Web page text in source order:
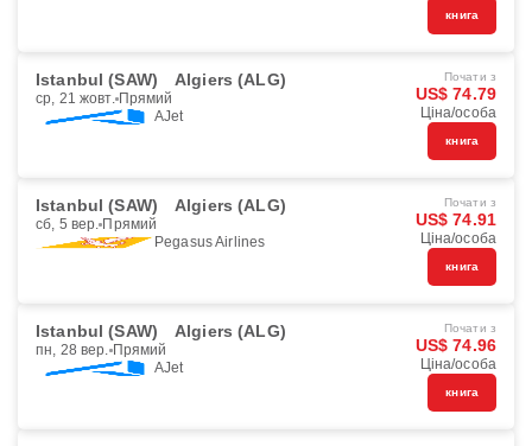
книга
Istanbul (SAW) Algiers (ALG)
ср, 21 жовт. Прямий
AJet
Почати з
US$ 74.79
Ціна/особа
книга
Istanbul (SAW) Algiers (ALG)
сб, 5 вер. Прямий
Pegasus Airlines
Почати з
US$ 74.91
Ціна/особа
книга
Istanbul (SAW) Algiers (ALG)
пн, 28 вер. Прямий
AJet
Почати з
US$ 74.96
Ціна/особа
книга